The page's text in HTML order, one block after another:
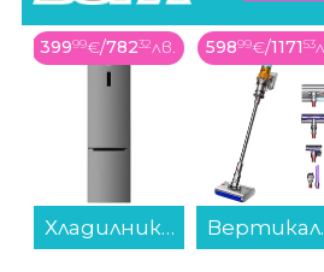
39999€/78232лв.
Хладилник с фризер Finlux FBN-391DX , 326 l, E , No Frost , Инокс...
59899€/117153
Вертикална